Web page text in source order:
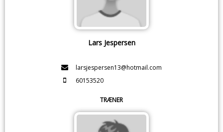
Lars Jespersen
larsjespersen13@hotmail.com
60153520
TRÆNER